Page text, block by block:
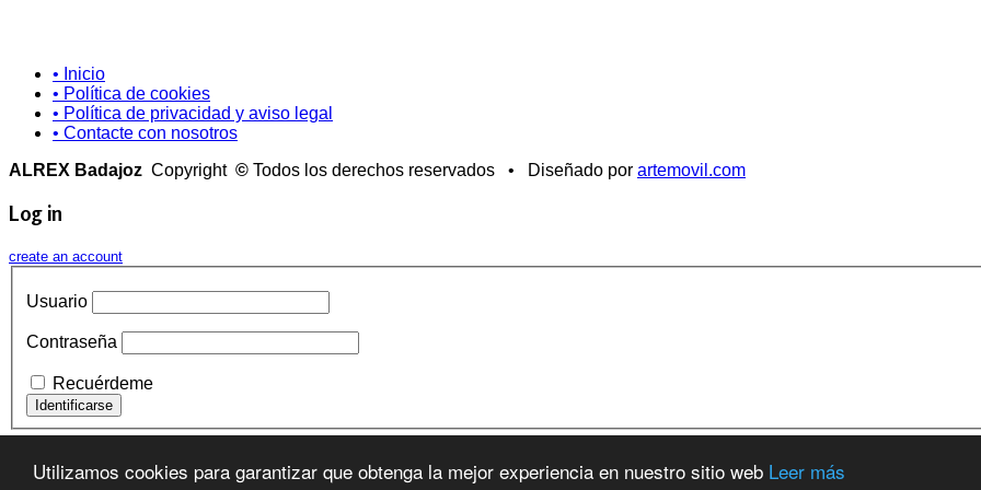
Utilizamos cookies para garantizar que obtenga la mejor experiencia en nuestro sitio web Leer más
• Inicio
• Política de cookies
• Política de privacidad y aviso legal
• Contacte con nosotros
ALREX Badajoz Copyright © Todos los derechos reservados • Diseñado por artemovil.com
Log in
create an account
Usuario
Contraseña
Recuérdeme
¿Recordar usuario?